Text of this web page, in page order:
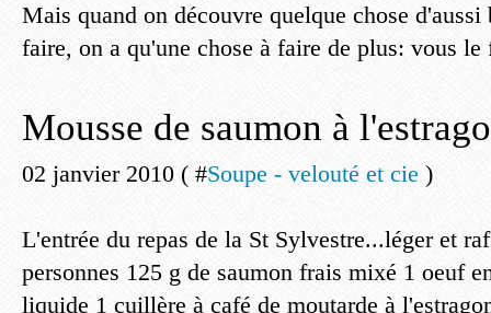
Mais quand on découvre quelque chose d'aussi
faire, on a qu'une chose à faire de plus: vous le
Mousse de saumon à
02 janvier 2010 ( #Soupe - velouté et cie )
L'entrée du repas de la St Sylvestre...léger et
personnes 125 g de saumon frais mixé 1 oeuf
liquide 1 cuillère à café de moutarde à